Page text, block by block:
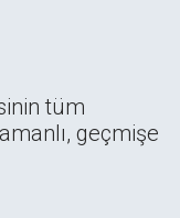
tüm
geçmişe